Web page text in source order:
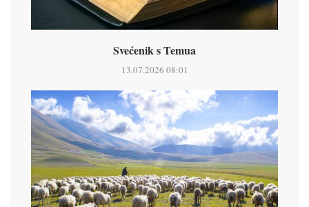
Svećenik s Temua
13.07.2026 08:01